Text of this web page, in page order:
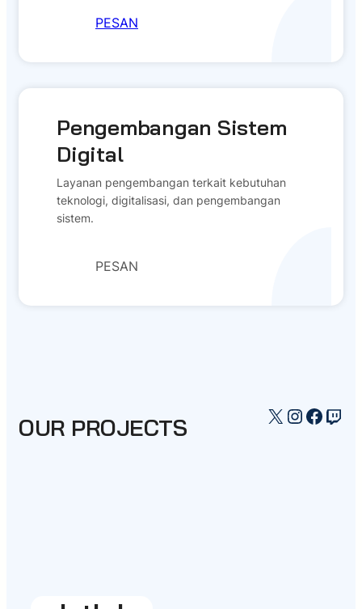
PESAN
Pengembangan Sistem
Digital
Layanan pengembangan terkait kebutuhan
teknologi, digitalisasi, dan pengembangan
sistem.
PESAN
OUR PROJECTS X